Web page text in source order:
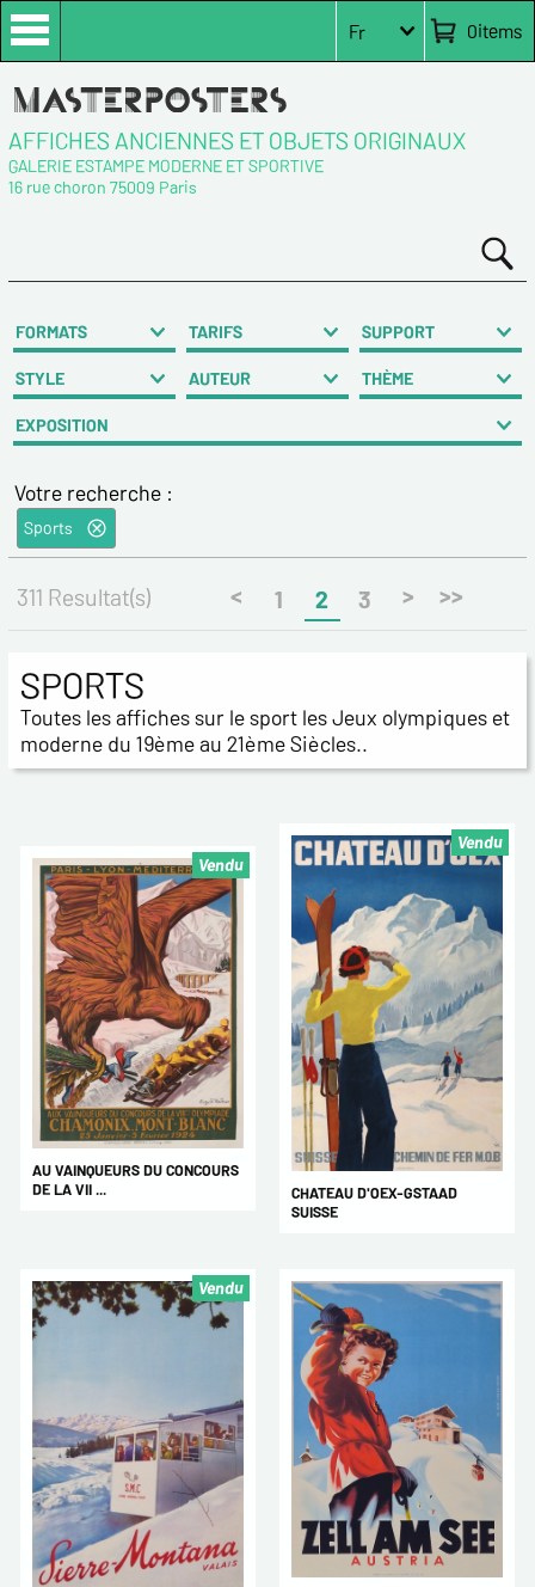
0items
Fr
AFFICHES ANCIENNES ET OBJETS ORIGINAUX
GALERIE ESTAMPE MODERNE ET SPORTIVE
16 rue choron 75009 Paris
FORMATS TARIFS SUPPORT
STYLE AUTEUR THÈME
EXPOSITION
Votre recherche :
Sports
311 Resultat(s) < 1 2 3 > >>
SPORTS
Toutes les affiches sur le sport les Jeux olympiques et
moderne du 19ème au 21ème Siècles..
AU VAINQUEURS DU CONCOURS
DE LA VII ...
Vendu
CHATEAU D'OEX-GSTAAD
SUISSE
Vendu
Vendu